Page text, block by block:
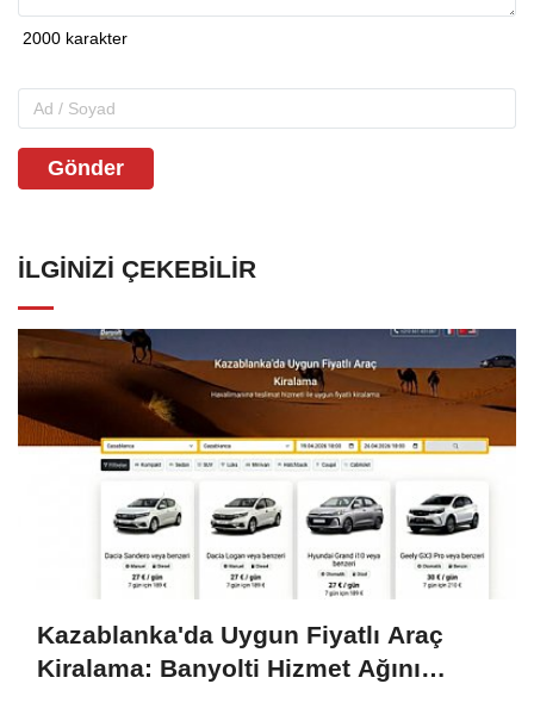
Gönder
İLGINIZI ÇEKEBILIR
Kazablanka'da Uygun Fiyatlı Araç
Kiralama: Banyolti Hizmet Ağını